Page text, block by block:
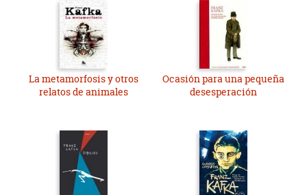
La metamorfosis y otros
relatos de animales
Ocasión para una pequeña
desesperación